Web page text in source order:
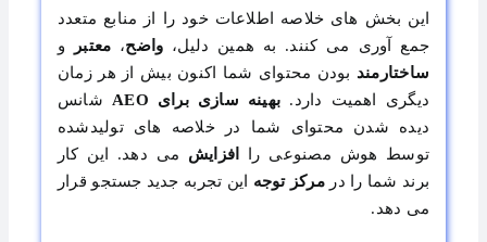
این بخش های خلاصه اطلاعات خود را از منابع متعدد
جمع آوری می کنند. به همین دلیل، واضح، معتبر
و
ساختارمند بودن محتوای شما اکنون بیش از هر زمان
دیگری اهمیت دارد. بهینه سازی برای AEO
شانس
دیده شدن محتوای شما در خلاصه های تولیدشده
توسط هوش مصنوعی را
افزایش می دهد. این کار
برند شما را درمرکز توجه این تجربه جدید جستجو قرار
می دهد.